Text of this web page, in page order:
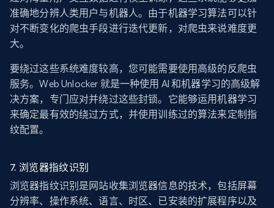
准确地分辨人类用户与机器人。由于机器学习算法可以针
对不断变化的爬虫手段进行迭代更新，对爬虫来说难度更
大。
要绕过这些系统难度较高，您可能需要使用高级的反爬虫
服务。Web Unlocker 就是一种使用 AI 和机器学习的高级解
决方案，专门应对并绕过这些封锁。它能够运用机器学习
来确定最有效的绕过方式，并使用训练过的算法来定制指
纹配置。
7. 浏览器指纹识别
浏览器指纹识别是网站收集浏览器信息的技术，包括屏幕
分辨率、操作系统、语言、时区、已安装的扩展程序以及